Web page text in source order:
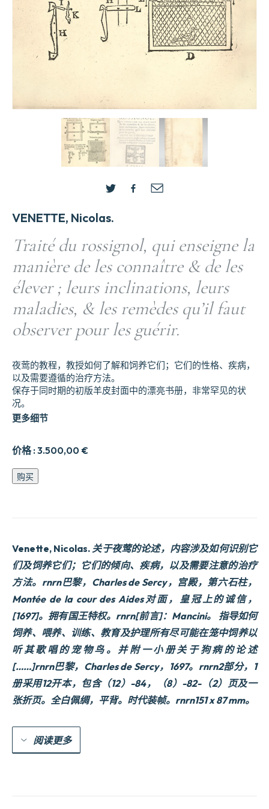
VENETTE, Nicolas.
Traité du rossignol, qui enseigne la
manière de les connaître & de les
élever ; leurs inclinations, leurs
maladies, & les remèdes qu’il faut
observer pour les guérir.
价格 :3.500,00 €
夜莺的教程，教授如何了解和饲养它们；它们的性格、疾病，
以及需要遵循的治疗方法。
保存于同时期的初版羊皮封面中的漂亮书册，非常罕见的状
况。
更多细节
Traite9
du
de
les
connaeetre
&
les
e9lever
leurs
inclinations,
leurs
maladies,
&
les
reme8des
observer
pour
les
购买
Venette, Nicolas.关于夜莺的论述，内容涉及如何识别它
们及饲养它们；它们的倾向、疾病，以及需要注意的治疗
方法。 rnrn巴黎，Charles de Sercy，宫殿，第六石柱，
Montée de la cour des Aides对面，皇冠上的诚信，
[1697]。拥有国王特权。rnrn[前言]： Mancini。 指导如何
饲养、喂养、训练、教育及护理所有尽可能在笼中饲养以
听其歌唱的宠物鸟。并附一小册关于狗病的论述
[……]rnrn巴黎，Charles de Sercy，1697。rnrn2部分，1
册采用12开本，包含（12）-84，（8）-82-（2）页及一
张折页。全白佩绸，平背。 时代装帧。rnrn151 x 87 mm。
阅读更多